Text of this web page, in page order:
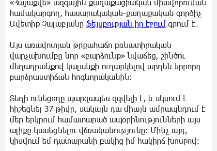
«Հայաքվե» ազգային քաղաքացիական միավորուման
համակարգող, հասարակական-քաղաքական գործիչ
Ավետիք Չալաբյանը ֆեյսբուքյան իր էջում գրում է․
Այս առավոտյան թրքահաճո բռնատիրական
վարչախումբը նոր «բարձունք» նվաճեց, շինծու
մեղադրանքով կալանքի ուղարկելով արդեն երրորդ
բարձրաստիճան հոգևորականին:
Տեղի ունեցողը պարզապես զզվելի է, և սկսում է
հիշեցնել 37 թիվը, սակայն դա միայն ամրապնդում է
մեր երկրում համատարած ապօրինությունների այս
ալիքը կասեցնելու վճռականությունը: Մինչ այդ,
կիսվում եմ դատարանի բակից իմ հակիրճ խոսքով: